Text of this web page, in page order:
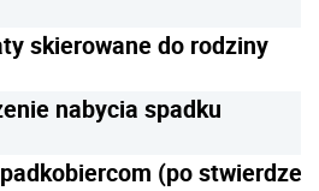
skierowane do rodziny
nabycia spadku
(po